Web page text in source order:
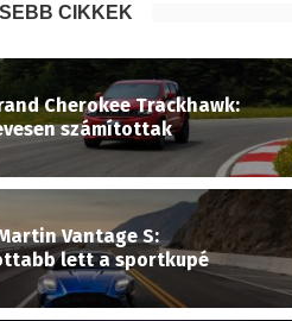
CIKKEK
Cherokee Trackhawk:
számítottak
Vantage S:
lett a sportkupé